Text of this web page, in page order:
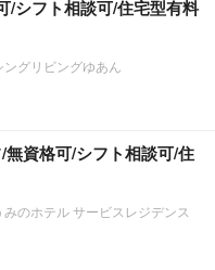
/シフト相談可/住宅型有料
グリビングゆあん
無資格可/シフト相談可/住
のホテル サービスレジデンス